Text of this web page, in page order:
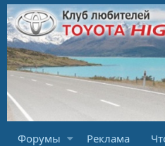
Форумы Реклама